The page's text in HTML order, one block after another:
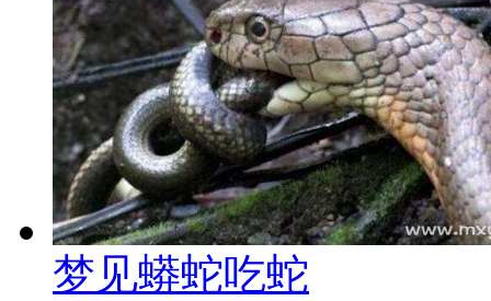
梦见蟒蛇吃蛇